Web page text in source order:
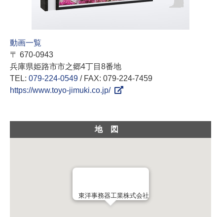
動画一覧
〒 670-0943
兵庫県姫路市市之郷4丁目8番地
TEL: 079-224-0549 / FAX: 079-224-7459
https://www.toyo-jimuki.co.jp/
地図
東洋事務器工業株式会社